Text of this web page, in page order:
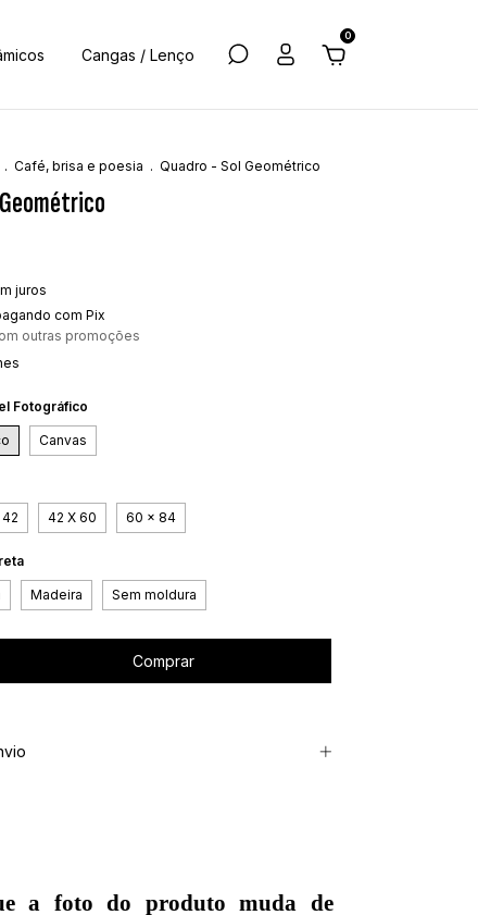
Cangas / Lenço
0
. Café, brisa e poesia . Quadro - Sol Geométrico
juros
com Pix
outras promoções
Fotográfico
Canvas
42 X 60 60 x 84
Madeira Sem moldura
a foto do produto muda de